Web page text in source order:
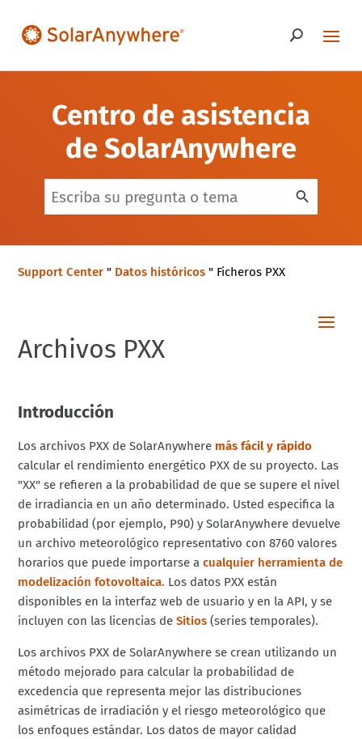
Centro de asistencia
de SolarAnywhere
Support Center " Datos históricos " Ficheros PXX
Archivos PXX
Introducción
Los archivos PXX de SolarAnywhere más fácil y rápido
calcular el rendimiento energético PXX de su proyecto. Las
"XX" se refieren a la probabilidad de que se supere el nivel
de irradiancia en un año determinado. Usted especifica la
probabilidad (por ejemplo, P90) y SolarAnywhere devuelve
un archivo meteorológico representativo con 8760 valores
horarios que puede importarse acualquier herramienta de
modelización fotovoltaica. Los datos PXX están
disponibles en la interfaz web de usuario y en la API, y se
incluyen con las licencias deSitios (series temporales).
Los archivos PXX de SolarAnywhere se crean utilizando un
método mejorado para calcular la probabilidad de
excedencia que representa mejor las distribuciones
asimétricas de irradiación y el riesgo meteorológico que
los enfoques estándar. Los datos de mayor calidad